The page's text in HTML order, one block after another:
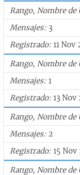
Rango, Nombre de
Mensajes 3
Registrado 11 Nov
Rango, Nombre de
Mensajes 1
Registrado 13 Nov
Rango, Nombre de
Mensajes 2
Registrado 15 Nov
Rango, Nombre de